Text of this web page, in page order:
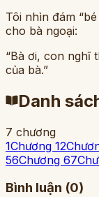
Tôi nhìn đám
cho bà ngoại:
“Bà ơi, con nghĩ
của bà.”
Danh
7 chương
1Chương 12
56Chương 67
Bình luận (0)